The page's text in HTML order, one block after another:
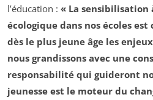
l’éducation : « La
écologique dans nos écoles
dès le plus jeune âge les
nous grandissons avec une
responsabilité qui guideront
jeunesse est le moteur du